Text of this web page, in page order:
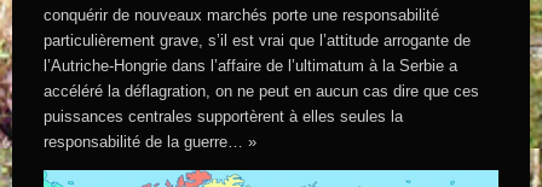
conquérir de nouveaux marchés porte une responsabilité
particulièrement grave, s’il est vrai que l’attitude arrogante de
l’Autriche-Hongrie dans l’affaire de l’ultimatum à la Serbie a
accéléré la déflagration, on ne peut en aucun cas dire que ces
puissances centrales supportèrent à elles seules la
responsabilité de la guerre… »